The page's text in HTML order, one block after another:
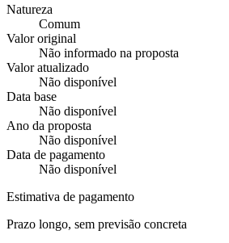
Natureza
Comum
Valor original
Não informado na proposta
Valor atualizado
Não disponível
Data base
Não disponível
Ano da proposta
Não disponível
Data de pagamento
Não disponível
Estimativa de pagamento
Prazo longo, sem previsão concreta